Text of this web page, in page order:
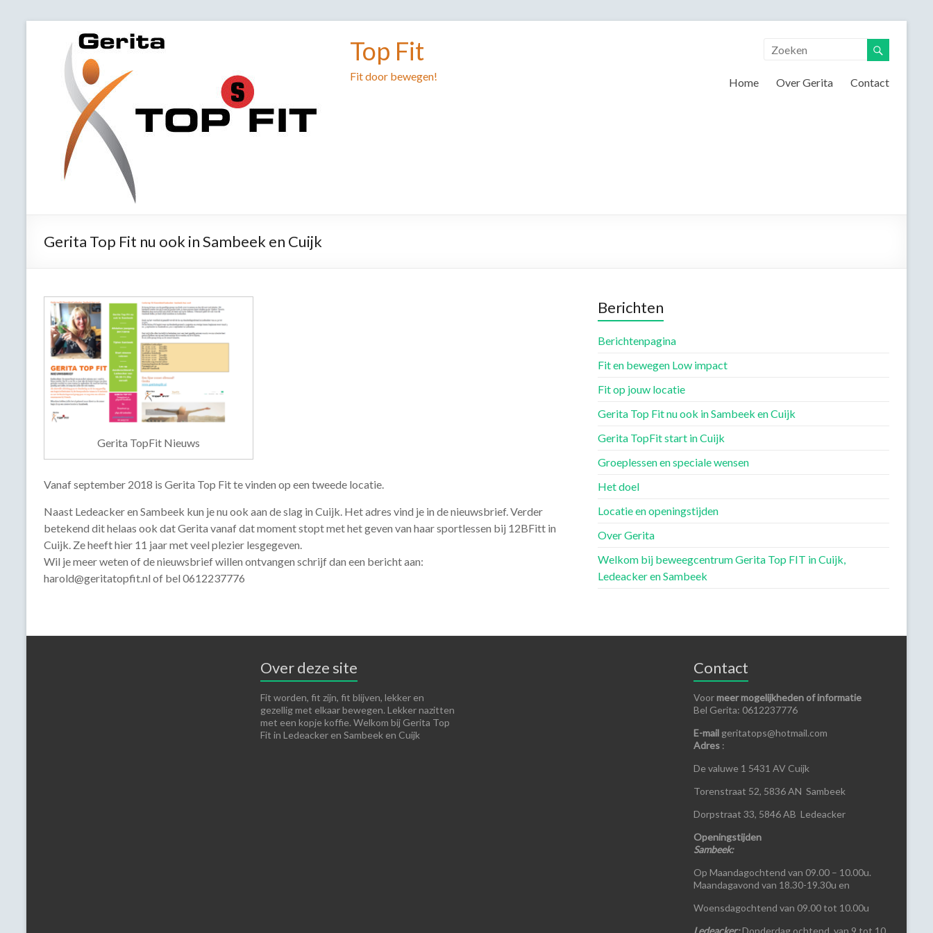
Top Fit
Fit door bewegen! Home Over Gerita Contact
Gerita Top Fit nu ook in Sambeek en Cuijk
Gerita TopFit Nieuws
Vanaf september 2018 is Gerita Top Fit te vinden op een tweede locatie.
Naast Ledeacker en Sambeek kun je nu ook aan de slag in Cuijk. Het adres vind je in de nieuwsbrief. Verder
betekend dit helaas ook dat Gerita vanaf dat moment stopt met het geven van haar sportlessen bij 12BFitt in
Cuijk. Ze heeft hier 11 jaar met veel plezier lesgegeven.
Wil je meer weten of de nieuwsbrief willen ontvangen schrijf dan een bericht aan:
harold@geritatopfit.nl of bel 0612237776
Berichten
Berichtenpagina
Fit en bewegen Low impact
Fit op jouw locatie
Gerita Top Fit nu ook in Sambeek en Cuijk
Gerita TopFit start in Cuijk
Groeplessen en speciale wensen
Het doel
Locatie en openingstijden
Over Gerita
Welkom bij beweegcentrum Gerita Top FIT in Cuijk,
Ledeacker en Sambeek
Over deze site
Fit worden, fit zijn, fit blijven, lekker en
gezellig met elkaar bewegen. Lekker nazitten
met een kopje koffie. Welkom bij Gerita Top
Fit in Ledeacker en Sambeek en Cuijk
Contact
Voormeer mogelijkheden of informatie
Bel Gerita: 0612237776
E-mail geritatops@hotmail.com
Adres :
De valuwe 1 5431 AV Cuijk
Torenstraat 52, 5836 AN Sambeek
Dorpstraat 33, 5846 AB Ledeacker
Openingstijden
Sambeek:
Op Maandagochtend van 09.00 – 10.00u.
Maandagavond van 18.30-19.30u en
Woensdagochtend van 09.00 tot 10.00u
Ledeacker:Donderdag ochtend van 9 tot 10